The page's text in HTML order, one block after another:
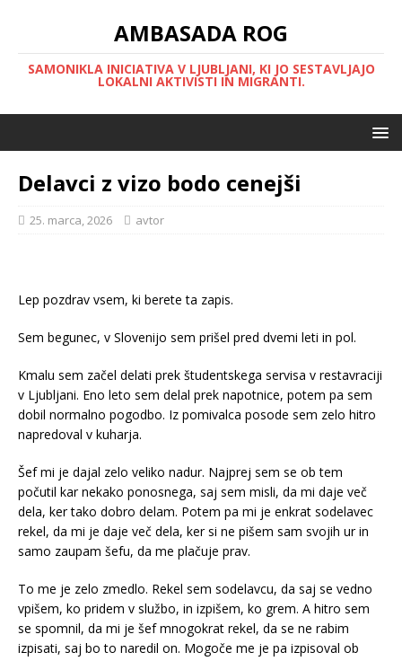
AMBASADA ROG
SAMONIKLA INICIATIVA V LJUBLJANI, KI JO SESTAVLJAJO
LOKALNI AKTIVISTI IN MIGRANTI.
Delavci z vizo bodo cenejši
25. marca, 2026 avtor
Lep pozdrav vsem, ki berete ta zapis.
Sem begunec, v Slovenijo sem prišel pred dvemi leti in pol.
Kmalu sem začel delati prek študentskega servisa v restavraciji
v Ljubljani. Eno leto sem delal prek napotnice, potem pa sem
dobil normalno pogodbo. Iz pomivalca posode sem zelo hitro
napredoval v kuharja.
Šef mi je dajal zelo veliko nadur. Najprej sem se ob tem
počutil kar nekako ponosnega, saj sem misli, da mi daje več
dela, ker tako dobro delam. Potem pa mi je enkrat sodelavec
rekel, da mi je daje več dela, ker si ne pišem sam svojih ur in
samo zaupam šefu, da me plačuje prav.
To me je zelo zmedlo. Rekel sem sodelavcu, da saj se vedno
vpišem, ko pridem v službo, in izpišem, ko grem. A hitro sem
se spomnil, da mi je šef mnogokrat rekel, da se ne rabim
izpisati, saj bo to naredil on. Mogoče me je pa izpisoval ob